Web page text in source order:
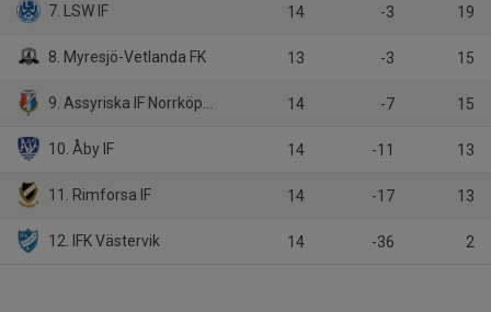
7. LSW IF 14 -3 19
8. Myresjö-Vetlanda FK 13 -3 15
9. Assyriska IF Norrköping 14 -7 15
10. Åby IF 14 -11 13
11. Rimforsa IF 14 -17 13
12. IFK Västervik 14 -36 2